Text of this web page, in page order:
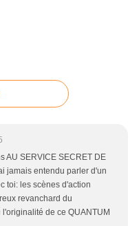
AU SERVICE SECRET DE
jamais entendu parler d'un
toi: les scènes d'action
revanchard du
de ce QUANTUM